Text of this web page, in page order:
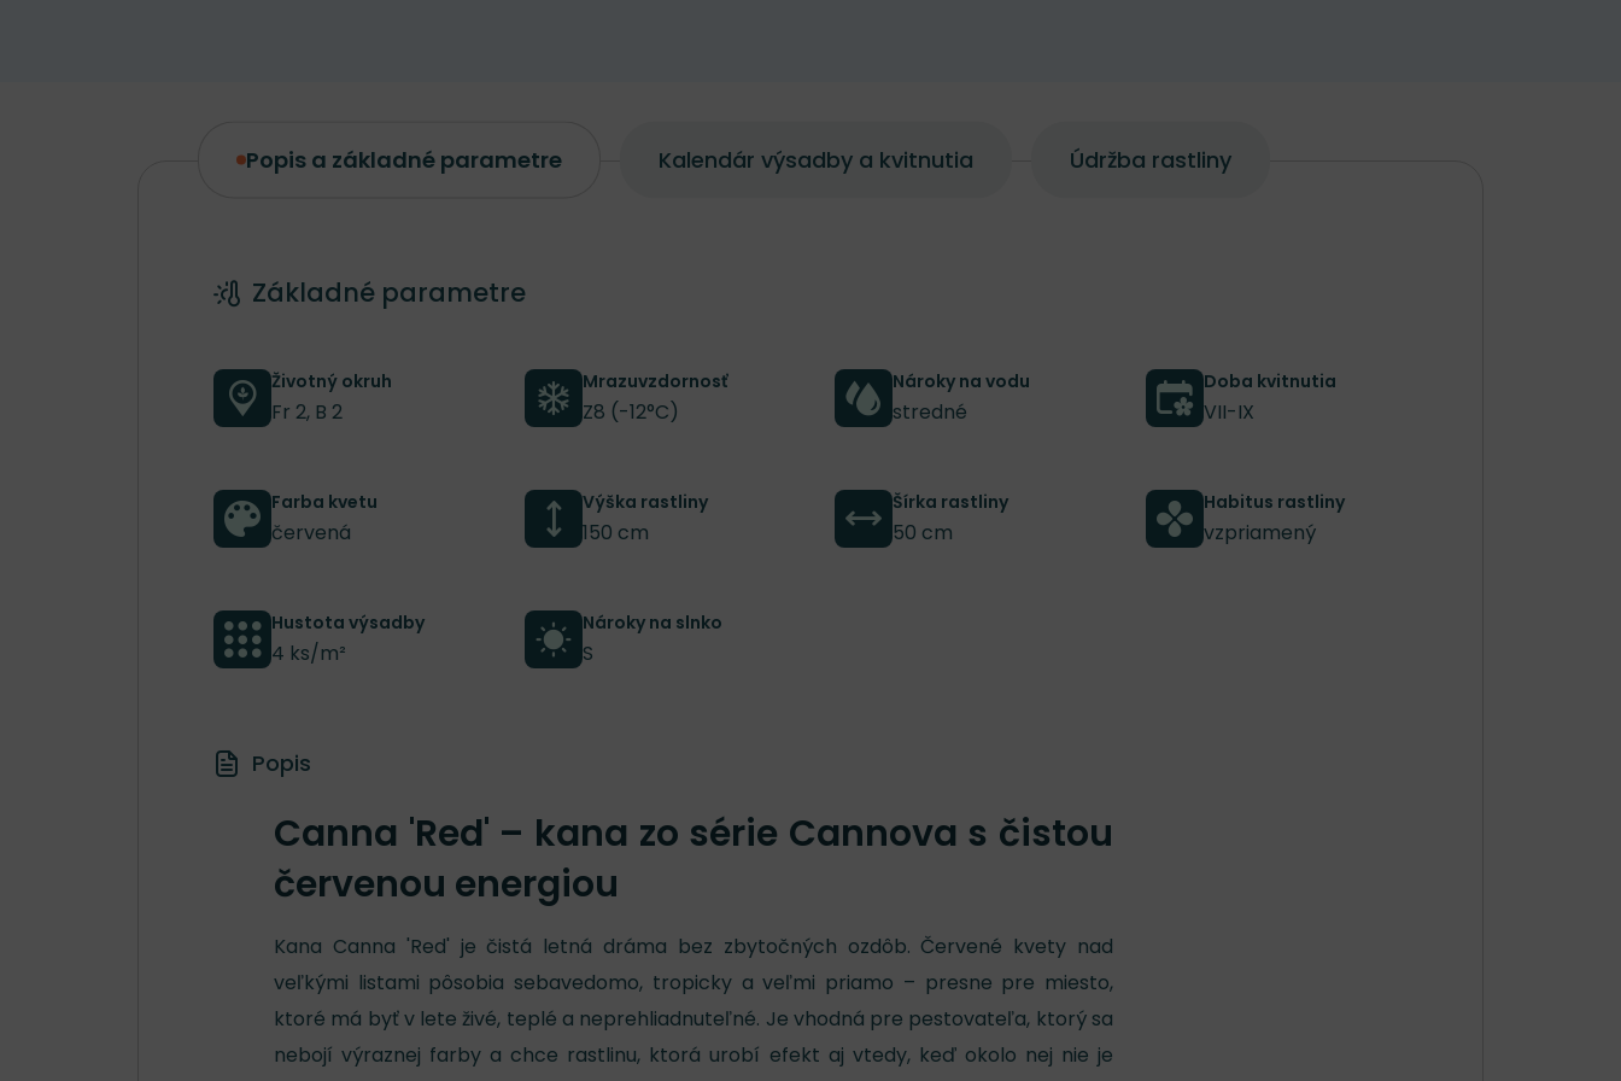
Popis a základné parametre Kalendár výsadby a kvitnutia Údržba rastliny
Popis a základné parametre
Základné parametre
Životný okruh
Fr 2, B 2
Mrazuvzdornosť
Z8 (-12°C)
Nároky na vodu
stredné
Doba kvitnutia
VII-IX
Farba kvetu
červená
Výška rastliny
150 cm
Šírka rastliny
50 cm
Habitus rastliny
vzpriamený
Hustota výsadby
4 ks/m²
Nároky na slnko
S
Popis
Canna 'Red' – kana zo série Cannova s čistou
červenou energiou
Kana Canna 'Red' je čistá letná dráma bez zbytočných ozdôb. Červené kvety nad
veľkými listami pôsobia sebavedomo, tropicky a veľmi priamo – presne pre miesto,
ktoré má byť v lete živé, teplé a neprehliadnuteľné. Je vhodná pre pestovateľa, ktorý sa
nebojí výraznej farby a chce rastlinu, ktorá urobí efekt aj vtedy, keď okolo nej nie je